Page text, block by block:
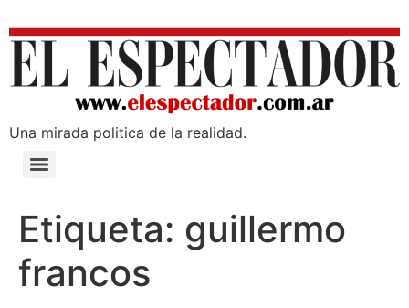
Una mirada poli­tica de la realidad.
Etiqueta: guillermo
francos